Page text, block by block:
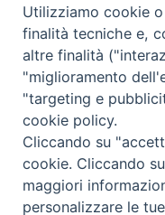
anche in Italia.
Già da anni si è
orme della Sacra
egiziani che vivono sul
Io e i miei collaboratori
auguriamo che il
una conoscenza meno
Perulteriori informazioni
locandina:
Utilizziamo cookie
finalità tecniche e,
altre finalità
"miglioramento
"targeting e
cookie policy.
Cliccando su
cookie. Cliccando
maggiori
personalizzare le